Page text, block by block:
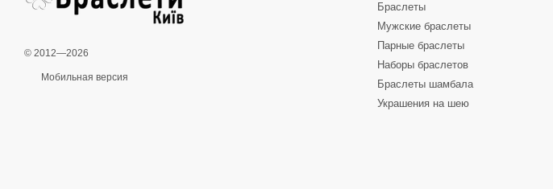
© 2012—2026
Мобильная версия
Браслеты
Мужские браслеты
Парные браслеты
Наборы браслетов
Браслеты шамбала
Украшения на шею